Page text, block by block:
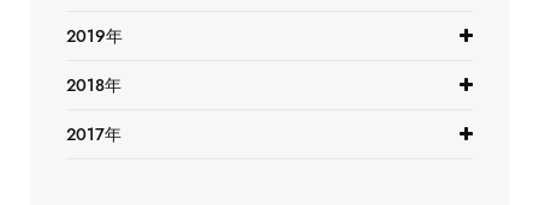
2019年
2018年
2017年